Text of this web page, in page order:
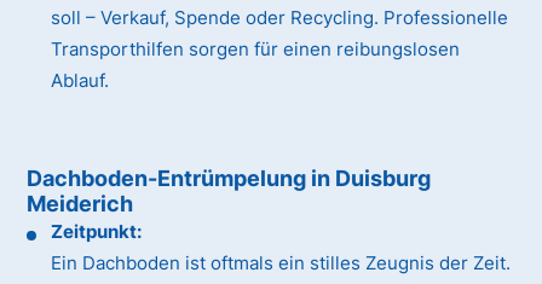
soll – Verkauf, Spende oder Recycling. Professionelle
Transporthilfen sorgen für einen reibungslosen
Ablauf.
Dachboden-Entrümpelung in Duisburg
Meiderich
Zeitpunkt:
Ein Dachboden ist oftmals ein stilles Zeugnis der Zeit.